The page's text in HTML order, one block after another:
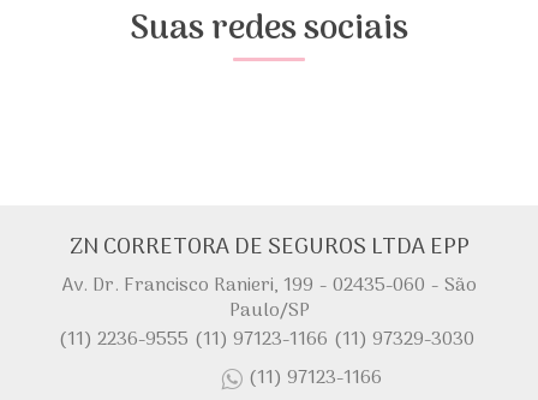
Suas redes sociais
ZN CORRETORA DE SEGUROS LTDA EPP
Av. Dr. Francisco Ranieri, 199 - 02435-060 - São
Paulo/SP
(11) 2236-9555 (11) 97123-1166 (11) 97329-3030
(11) 97123-1166